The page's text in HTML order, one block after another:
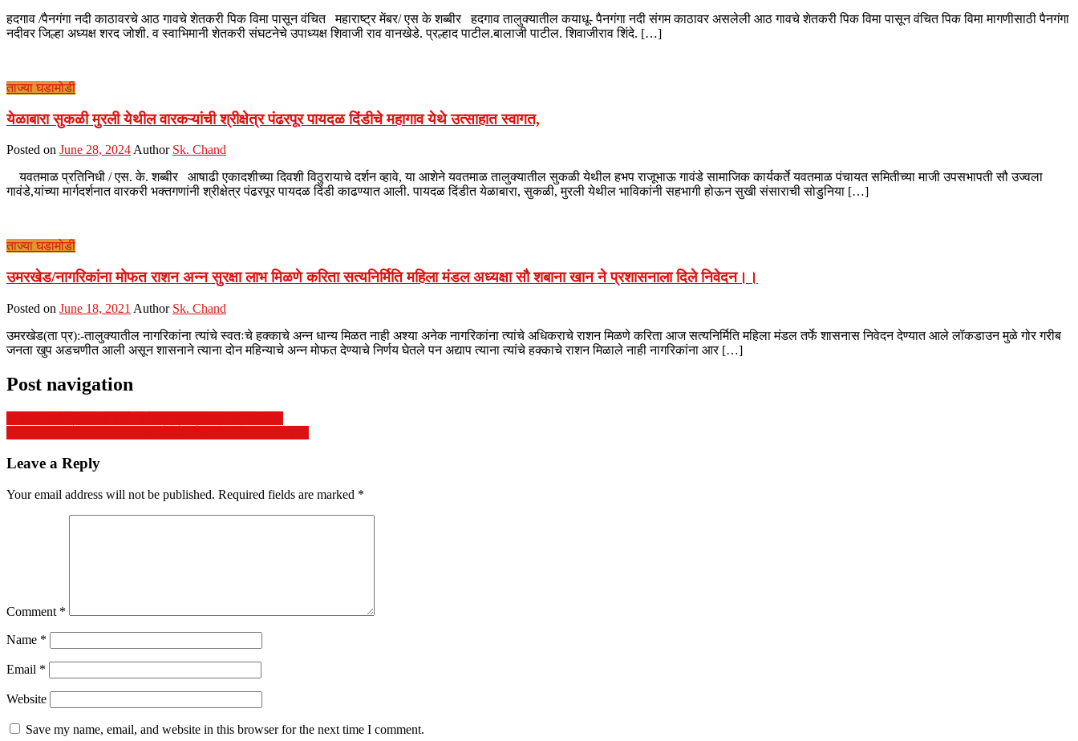
हदगाव /पैनगंगा नदी काठावरचे आठ गावचे शेतकरी पिक विमा पासून वंचित महाराष्ट्र मेंबर/ एस के शब्बीर हदगाव तालुक्यातील कयाधू- पैनगंगा नदी संगम काठावर असलेली आठ गावचे शेतकरी पिक विमा पासून वंचित पिक विमा मागणीसाठी पैनगंगा
नदीवर जिल्हा अध्यक्ष शरद जोशी. व स्वाभिमानी शेतकरी संघटनेचे उपाध्यक्ष शिवाजी राव वानखेडे. प्रल्हाद पाटील.बालाजी पाटील. शिवाजीराव शिंदे. […]
ताज्या घडामोडी
येळाबारा सुकळी मुरली येथील वारकऱ्यांची श्रीक्षेत्र पंढरपूर पायदळ दिंडीचे महागाव येथे उत्साहात स्वागत,
Posted on June 28, 2024Author Sk. Chand
यवतमाळ प्रतिनिधी / एस. के. शब्बीर आषाढी एकादशीच्या दिवशी विठुरायाचे दर्शन व्हावे, या आशेने यवतमाळ तालुक्यातील सुकळी येथील हभप राजूभाऊ गावंडे सामाजिक कार्यकर्ते यवतमाळ पंचायत समितीच्या माजी उपसभापती सौ उज्वला
गावंडे,यांच्या मार्गदर्शनात वारकरी भक्तगणांनी श्रीक्षेत्र पंढरपूर पायदळ दिंडी काढण्यात आली. पायदळ दिंडीत येळाबारा, सुकळी, मुरली येथील भाविकांनी सहभागी होऊन सुखी संसाराची सोडुनिया […]
ताज्या घडामोडी
उमरखेड/नागरिकांना मोफत राशन अन्न सुरक्षा लाभ मिळणे करिता सत्यनिर्मिति महिला मंडल अध्यक्षा सौ शबाना खान ने प्रशासनाला दिले निवेदन।।
Posted on June 18, 2021 Author Sk. Chand
उमरखेड(ता प्र):-तालुक्यातील नागरिकांना त्यांचे स्वतःचे हक्काचे अन्न धान्य मिळत नाही अश्या अनेक नागरिकांना त्यांचे अधिकराचे राशन मिळणे करिता आज सत्यनिर्मिति महिला मंडल तर्फे शासनास निवेदन देण्यात आले लॉकडाउन मुळे गोर गरीब
जनता खुप अडचणीत आली असून शासनाने त्याना दोन महिन्याचे अन्न मोफत देण्याचे निर्णय घेतले पन अद्याप त्याना त्यांचे हक्काचे राशन मिळाले नाही नागरिकांना आर […]
Post navigation
Leave a Reply
Your email address will not be published. Required fields are marked *
Comment *
Name *
Email *
Website
Save my name, email, and website in this browser for the next time I comment.